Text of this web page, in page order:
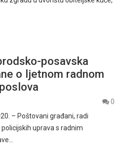
posavska
o ljetnom radnom
0
– Poštovani građani, radi
uprava s radnim